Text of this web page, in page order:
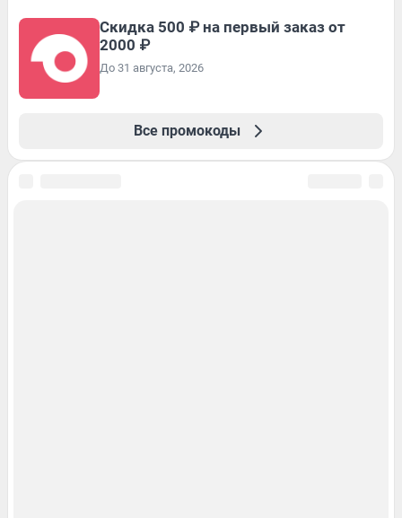
Скидка 500 ₽ на первый заказ от
2000 ₽
До 31 августа, 2026
Все промокоды